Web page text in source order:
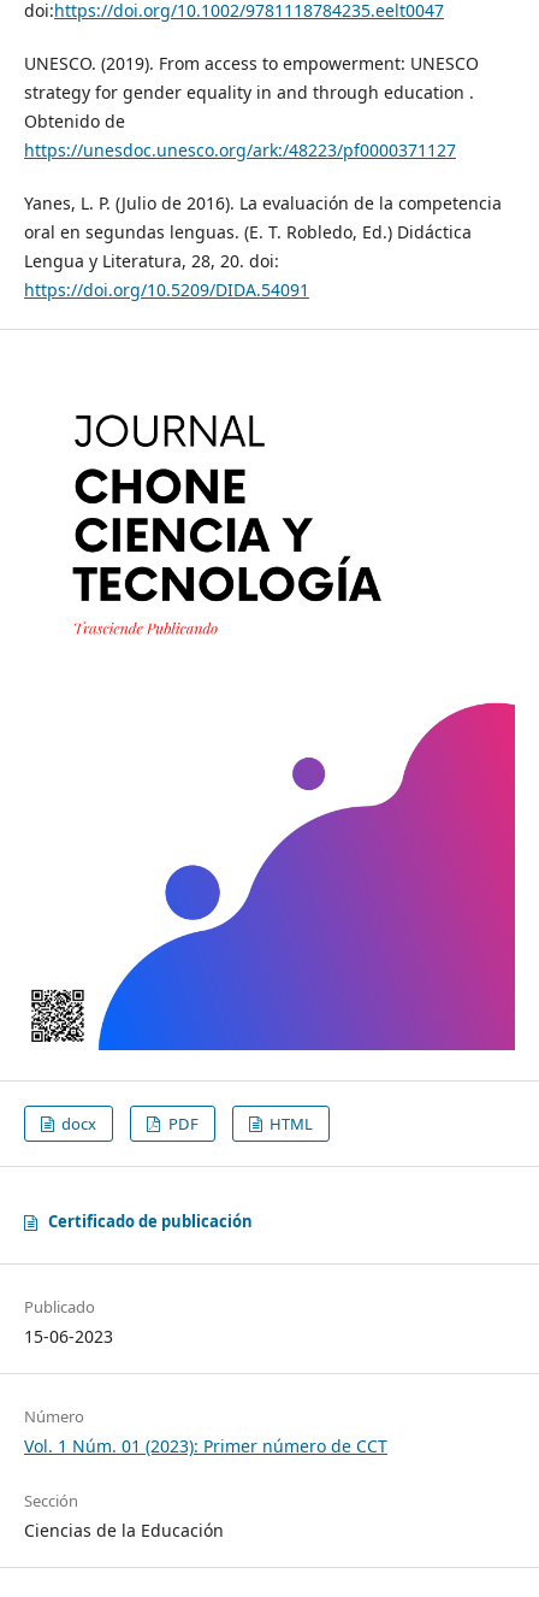
doi:https://doi.org/10.1002/9781118784235.eelt0047
UNESCO. (2019). From access to empowerment: UNESCO
strategy for gender equality in and through education .
Obtenido de
https://unesdoc.unesco.org/ark:/48223/pf0000371127
Yanes, L. P. (Julio de 2016). La evaluación de la competencia
oral en segundas lenguas. (E. T. Robledo, Ed.) Didáctica
Lengua y Literatura, 28, 20. doi:
https://doi.org/10.5209/DIDA.54091
docx PDF HTML
Certificado de publicación
Publicado
15-06-2023
Número
Vol. 1 Núm. 01 (2023): Primer número de CCT
Sección
Ciencias de la Educación